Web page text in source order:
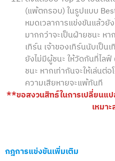
(แพ้ตกรอบ) ในรูปแบบ
หมดเวลาการแข่งขันแล้วยั
มากกว่าจะเป็นฝ่ายชนะ ห
เทิร์น เจ้าของเทิร์นนับเป็
ยังไม่มีผู้ชนะ ให้วัดกันที่ไล
ชนะ หากเท่ากันจะให้เล่นต่
ความเสียหายจะแพ้ทันที
**ขอสงวนสิทธ์ในการเปลี่ยนแ
เหมา
กฎการแข่งขันเพิ่มเติม